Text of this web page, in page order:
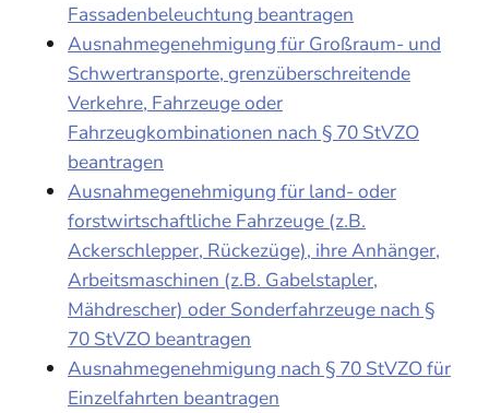
Fassadenbeleuchtung beantragen
Ausnahmegenehmigung für Großraum- und
Schwertransporte, grenzüberschreitende
Verkehre, Fahrzeuge oder
Fahrzeugkombinationen nach § 70 StVZO
beantragen
Ausnahmegenehmigung für land- oder
forstwirtschaftliche Fahrzeuge (z.B.
Ackerschlepper, Rückezüge), ihre Anhänger,
Arbeitsmaschinen (z.B. Gabelstapler,
Mähdrescher) oder Sonderfahrzeuge nach §
70 StVZO beantragen
Ausnahmegenehmigung nach § 70 StVZO für
Einzelfahrten beantragen